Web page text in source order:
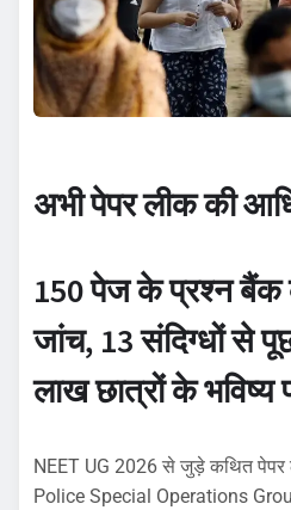
अभी पेपर लीक की
150 पेज के प्रश्न बैंक
जांच, 13 संदिग्धों से
लाख छात्रों के भविष्य
NEET UG 2026 से जुड़े कथित
Police Special Operations